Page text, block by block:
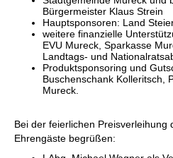
Bürgermeister Klaus Strein
Hauptsponsoren: Land
weitere finanzielle
EVU Mureck, Sparkasse
Landtags- und
Produktsponsoring und
Buschenschank Kolleritsch,
Mureck.
Bei der feierlichen Preisverleihung
Ehrengäste begrüßen: